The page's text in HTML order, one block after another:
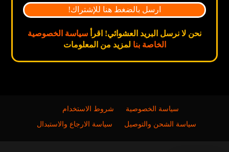
نحن لا نرسل البريد العشوائي! اقرأ سياسة الخصوصية
الخاصة بنا لمزيد من المعلومات
سياسة الخصوصية
شروط الاستخدام
سياسة الشحن والتوصيل
سياسة الارجاع والاستبدال